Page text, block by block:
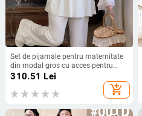
Set de pijamale pentru maternitate
din modal gros cu acces pentru
alăptare
310.51 Lei
add_shopping_cart